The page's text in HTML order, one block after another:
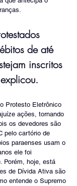
de até
inscritos
Protesto Eletrônico
ações, tornando
os devedores são
pelo cartório de
paraenses usam o
ele foi
Porém, hoje, está
de Dívida Ativa são
entende o Supremo